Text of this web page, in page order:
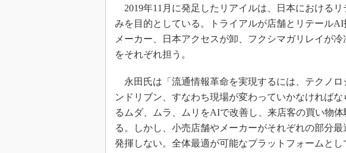
2019年11月に発足したリアイルは、日本における
みを目的としている。トライアルが店舗とリテール
メーカー、日本アクセスが卸、フクシマガリレイが
をそれぞれ担う。
永田氏は「流通情報革命を実現するには、テクノロ
ンドリブン、すなわち現場が変わっていかなければ
るムダ、ムラ、ムリをAIで改善し、来店客の買い物
る。しかし、小売店舗やメーカーがそれぞれの部分
発揮しない。全体最適が可能なプラットフォームと